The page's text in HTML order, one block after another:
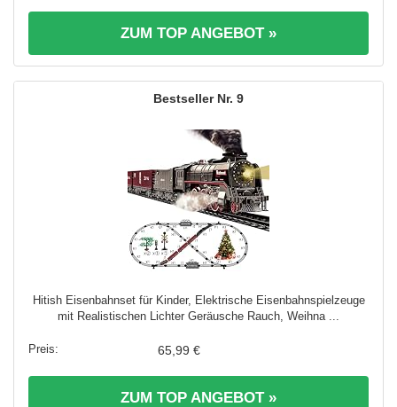
ZUM TOP ANGEBOT »
9
Hitish Eisenbahnset für Kinder, Elektrische Eisenbahnspielzeuge
mit Realistischen Lichter Geräusche Rauch, Weihna ...
65,99 €
ZUM TOP ANGEBOT »